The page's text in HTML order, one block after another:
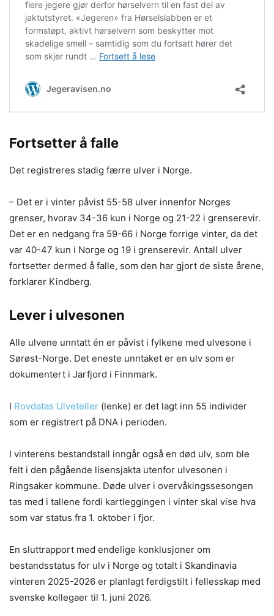
Fortsetter å falle
Det registreres stadig færre ulver i Norge.
– Det er i vinter påvist 55-58 ulver innenfor Norges
grenser, hvorav 34-36 kun i Norge og 21-22 i grenserevir.
Det er en nedgang fra 59-66 i Norge forrige vinter, da det
var 40-47 kun i Norge og 19 i grenserevir. Antall ulver
fortsetter dermed å falle, som den har gjort de siste årene,
forklarer Kindberg.
Lever i ulvesonen
Alle ulvene unntatt én er påvist i fylkene med ulvesone i
Sørøst-Norge. Det eneste unntaket er en ulv som er
dokumentert i Jarfjord i Finnmark.
I Rovdatas Ulveteller (lenke) er det lagt inn 55 individer
som er registrert på DNA i perioden.
I vinterens bestandstall inngår også en død ulv, som ble
felt i den pågående lisensjakta utenfor ulvesonen i
Ringsaker kommune. Døde ulver i overvåkingssesongen
tas med i tallene fordi kartleggingen i vinter skal vise hva
som var status fra 1. oktober i fjor.
En sluttrapport med endelige konklusjoner om
bestandsstatus for ulv i Norge og totalt i Skandinavia
vinteren 2025-2026 er planlagt ferdigstilt i fellesskap med
svenske kollegaer til 1. juni 2026.